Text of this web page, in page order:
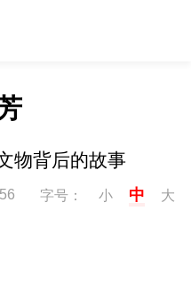
物背后的故事
字号： 小 中 大